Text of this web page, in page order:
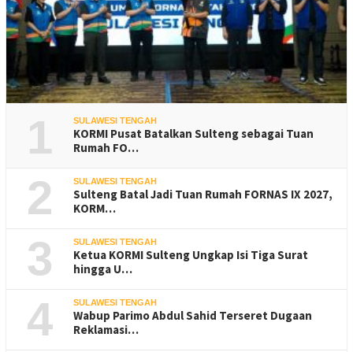
1 SULAWESI TENGAH
KORMI Pusat Batalkan Sulteng sebagai Tuan
Rumah FO…
2 SULAWESI TENGAH
Sulteng Batal Jadi Tuan Rumah FORNAS IX 2027,
KORM…
3 SULAWESI TENGAH
Ketua KORMI Sulteng Ungkap Isi Tiga Surat
hingga U…
4 SULAWESI TENGAH
Wabup Parimo Abdul Sahid Terseret Dugaan
Reklamasi…